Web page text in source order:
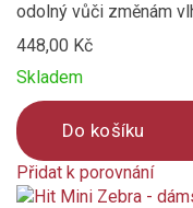
odolný vůči změnám
448,00 Kč
Skladem
Do košíku
Přidat k porovnání
Product